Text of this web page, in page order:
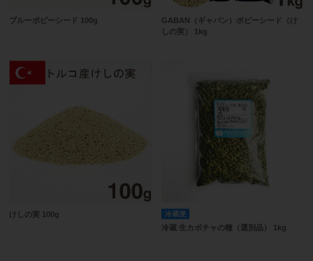
ブルーポピーシード 100g
GABAN（ギャバン）ポピーシード（け
しの実） 1kg
けしの実 100g 冷蔵便
冷蔵 生カボチャの種（選別品） 1kg